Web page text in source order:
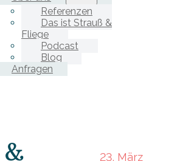
Referenzen
Das ist Strauß &
Fliege
Podcast
Blog
Anfragen
&
23. März